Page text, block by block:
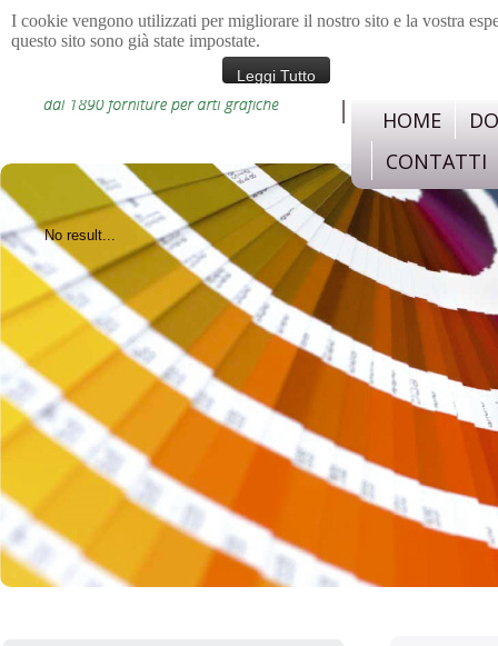
I cookie vengono utilizzati per migliorare il nostro sito e la vostra
questo sito sono già state impostate.
Leggi Tutto
HOME
CONTATTI
No result...